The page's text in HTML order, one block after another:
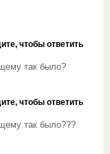
чтобы ответить
так было?
чтобы ответить
так было???